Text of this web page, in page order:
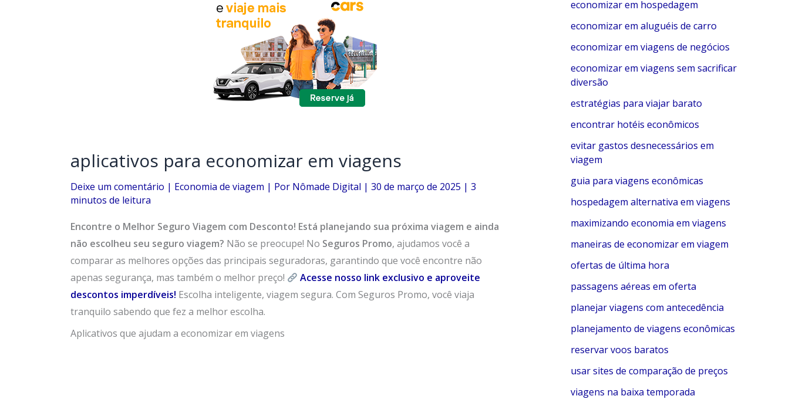
aplicativos para economizar em viagens
Deixe um comentário | Economia de viagem | Por Nômade Digital | 30 de março de 2025 | 3
minutos de leitura
Encontre o Melhor Seguro Viagem com Desconto! Está planejando sua próxima viagem e ainda
não escolheu seu seguro viagem? Não se preocupe! No Seguros Promo, ajudamos você a
comparar as melhores opções das principais seguradoras, garantindo que você encontre não
apenas segurança, mas também o melhor preço!
Acesse nosso link exclusivo e aproveite
descontos imperdíveis! Escolha inteligente, viagem segura. Com Seguros Promo, você viaja
tranquilo sabendo que fez a melhor escolha.
Aplicativos que ajudam a economizar em viagens
economizar em hospedagem
economizar em aluguéis de carro
economizar em viagens de negócios
economizar em viagens sem sacrificar
diversão
estratégias para viajar barato
encontrar hotéis econômicos
evitar gastos desnecessários em
viagem
guia para viagens econômicas
hospedagem alternativa em viagens
maximizando economia em viagens
maneiras de economizar em viagem
ofertas de última hora
passagens aéreas em oferta
planejar viagens com antecedência
planejamento de viagens econômicas
reservar voos baratos
usar sites de comparação de preços
viagens na baixa temporada